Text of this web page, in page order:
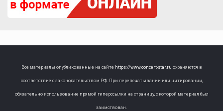
Все материалы опубликованные на сайте https://www.concert-star.ru охраняются в
соответствие с законодательством РФ. При перепечатывании или цитировании,
обязательно использование прямой гиперссылки на страницу, с которой материал был
заимствован.